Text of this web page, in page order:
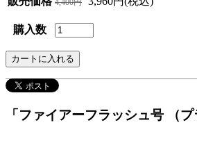
購入数
「ファイアーフラッシュ号 （